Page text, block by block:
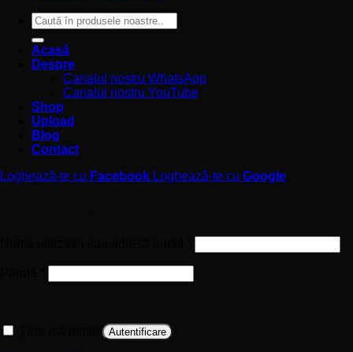
Caută
după:
Acasă
Despre
Canalul nostru WhatsApp
Canalul nostru YouTube
Shop
Upload
Blog
Contact
Loghează-te cu Facebook Loghează-te cu Google
Autentificare